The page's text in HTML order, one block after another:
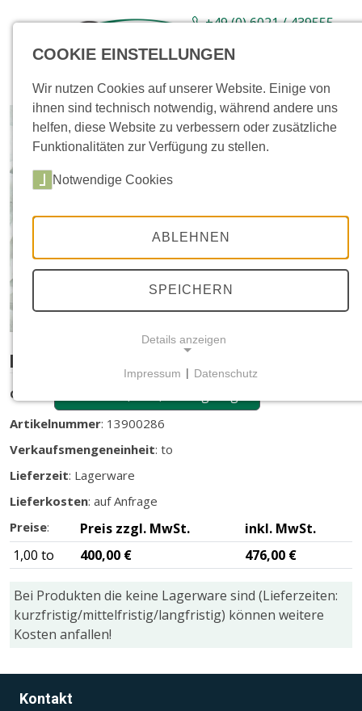
+49 (0) 6021 / 439555-
Sortiment Neuware Aktionsartikel
Marmor Carrara weiß, Kies
Größe
Artikelnummer: 13900286
Verkaufsmengeneinheit: to
Lieferzeit: Lagerware
Lieferkosten: auf Anfrage
Preise: Preis zzgl. MwSt.
inkl. MwSt.
1,00 to
400,00 € 476,00 €
Bei Produkten die keine Lagerware sind (Lieferzeiten:
kurzfristig/mittelfristig/langfristig) können weitere
Kosten anfallen!
Kontakt
COOKIE EINSTELLUNGEN
Wir nutzen Cookies auf unserer Website. Einige von
ihnen sind technisch notwendig, während andere uns
helfen, diese Website zu verbessern oder zusätzliche
Funktionalitäten zur Verfügung zu stellen.
Notwendige Cookies
ABLEHNEN
SPEICHERN
Details anzeigen
Notwendige Cookies ermöglichen grundlegende
Funktionen und sind für die einwandfreie Funktion
der Website erforderlich.
TYPO3
Name:
fe_typo_user
Wird für die unverwechselbare Identifizierung eines
Anwenders gesetzt. Es bietet dem Anwender
bessere Bedienerführung, z.B. bei den Formularen
Dieser Cookie wird beim Schließen des Browsers
Impressum | Datenschutz